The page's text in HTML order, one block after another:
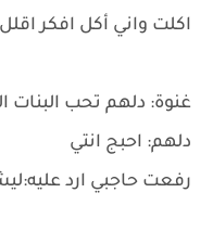
اكلت واني أكل افكر
غنوة: دلهم تحب
دلهم: احبج انتي
رفعت حاجبي ارد